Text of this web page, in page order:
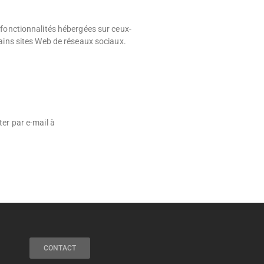
hébergées sur ceux-
sites Web de réseaux sociaux.
par e-mail à
CONTACT